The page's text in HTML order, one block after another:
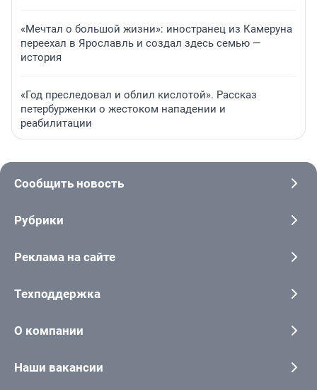
«Мечтал о большой жизни»: иностранец из Камеруна
переехал в Ярославль и создал здесь семью —
история
«Год преследовал и облил кислотой». Рассказ
петербурженки о жестоком нападении и
реабилитации
Сообщить новость
Рубрики
Реклама на сайте
Техподдержка
О компании
Наши вакансии